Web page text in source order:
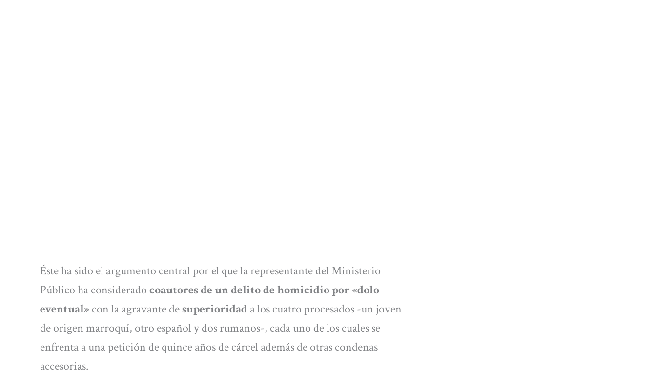
Éste ha sido el argumento central por el que la representante del Ministerio
Público ha consideradocoautores de un delito de homicidio por «dolo
eventual»con la agravante desuperioridada los cuatro procesados -un joven
de origen marroquí, otro español y dos rumanos-, cada uno de los cuales se
enfrenta a una petición de quince años de cárcel además de otras condenas
accesorias.